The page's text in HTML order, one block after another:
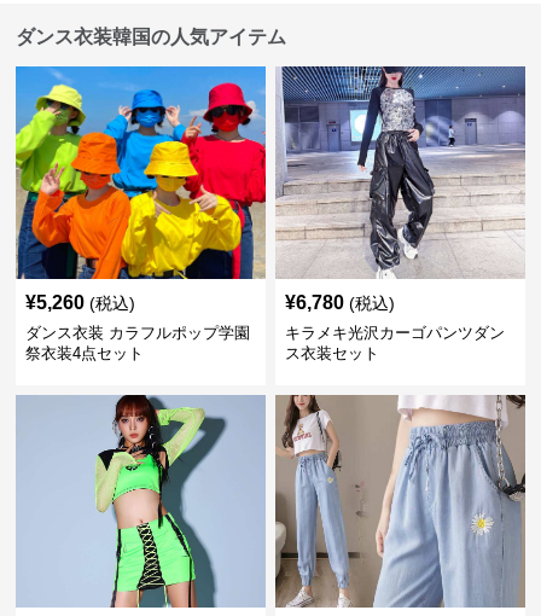
ダンス衣装韓国の人気アイテム
¥5,260 (税込)
ダンス衣装 カラフルポップ学園
祭衣装4点セット
¥6,780 (税込)
キラメキ光沢カーゴパンツダン
ス衣装セット